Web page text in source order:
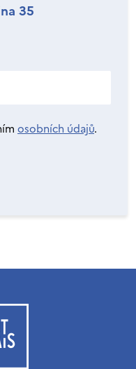
35
osobních údajů.